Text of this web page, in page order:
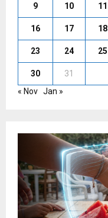
9 10 11
16 17 18
23 24 25
30
31
« Nov Jan »